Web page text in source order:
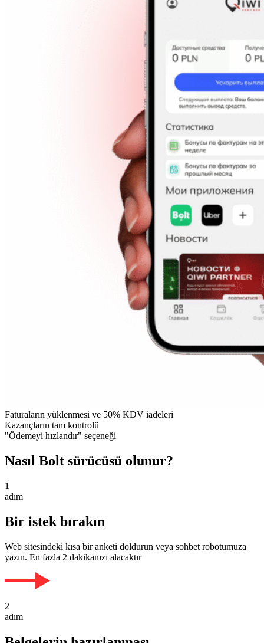
Faturaların yüklenmesi ve 50% KDV iadeleri
Kazançların tam kontrolü
"Ödemeyi hızlandır" seçeneği
Nasıl Bolt sürücüsü olunur?
1
adım
Bir istek bırakın
Web sitesindeki kısa bir anketi doldurun veya sohbet robotumuza
yazın. En fazla 2 dakikanızı alacaktır
2
adım